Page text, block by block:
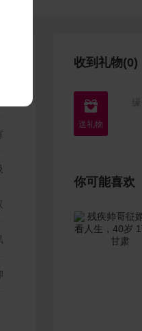
收到礼物(0)

你可能喜欢